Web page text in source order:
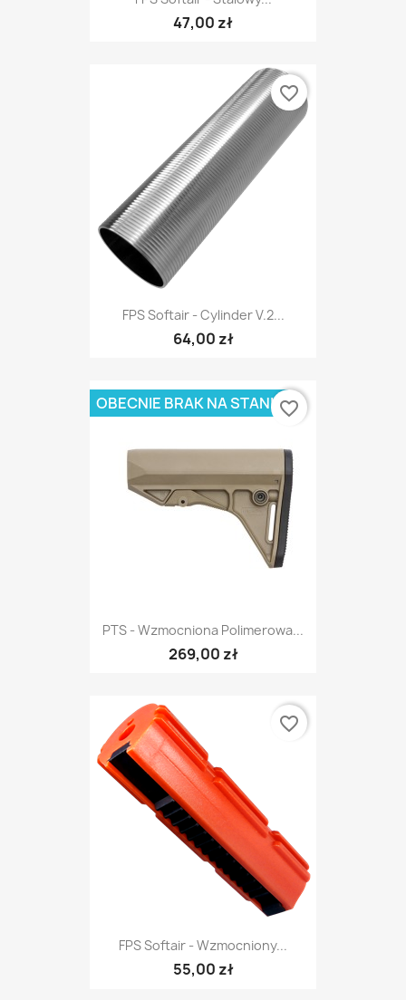
47,00 zł
FPS Softair - Cylinder V.2...
64,00 zł
favorite_border
PTS - Wzmocniona Polimerowa...
269,00 zł
OBECNIE BRAK NA STANIEfavorite_border
FPS Softair - Wzmocniony...
55,00 zł
favorite_border